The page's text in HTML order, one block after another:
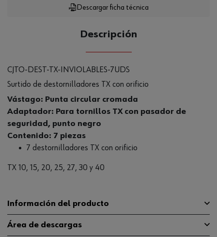
Descargar ficha técnica
Descripción
CJTO-DEST-TX-INVIOLABLES-7UDS
Surtido de destornilladores TX con orificio
Vástago: Punta circular cromada
Adaptador: Para tornillos TX con pasador de
seguridad, punto negro
Contenido: 7 piezas
7 destornilladores TX con orificio
TX 10, 15, 20, 25, 27, 30 y 40
Información del producto
Área de descargas